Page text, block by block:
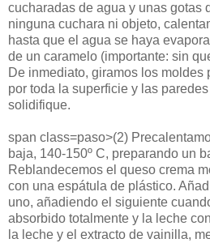
cucharadas de agua y unas gotas
ninguna cuchara ni objeto,
hasta que el agua se haya
de un caramelo (importante: sin
De inmediato, giramos los moldes
por toda la superficie y las
solidifique.
span class=paso>(2)
baja, 140-150º C, preparando un
Reblandecemos el queso crema
con una espátula de plástico.
uno, añadiendo el siguiente
absorbido totalmente y la leche
la leche y el extracto de vainilla,